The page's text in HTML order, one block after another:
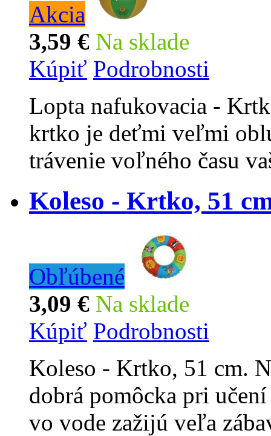
Akcia
3,59 € Na sklade
Kúpiť Podrobnosti
Lopta nafukovacia -
krtko je deťmi veľmi
trávenie voľného času
Koleso - Krtko, 51
Obľúbené
3,09 € Na sklade
Kúpiť Podrobnosti
Koleso - Krtko, 51 cm.
dobrá pomôcka pri
vo vode zažijú veľa